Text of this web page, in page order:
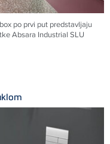
po prvi put predstavljaju
Absara Industrial SLU